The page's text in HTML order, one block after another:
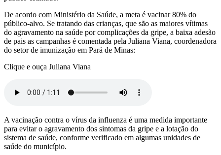
De acordo com Ministério da Saúde, a meta é vacinar 80% do
público-alvo. Se tratando das crianças, que são as maiores vítimas
do agravamento na saúde por complicações da gripe, a baixa adesão
de pais as campanhas é comentada pela Juliana Viana, coordenadora
do setor de imunização em Pará de Minas:
Clique e ouça Juliana Viana
A vacinação contra o vírus da influenza é uma medida importante
para evitar o agravamento dos sintomas da gripe e a lotação do
sistema de saúde, conforme verificado em algumas unidades de
saúde do município.